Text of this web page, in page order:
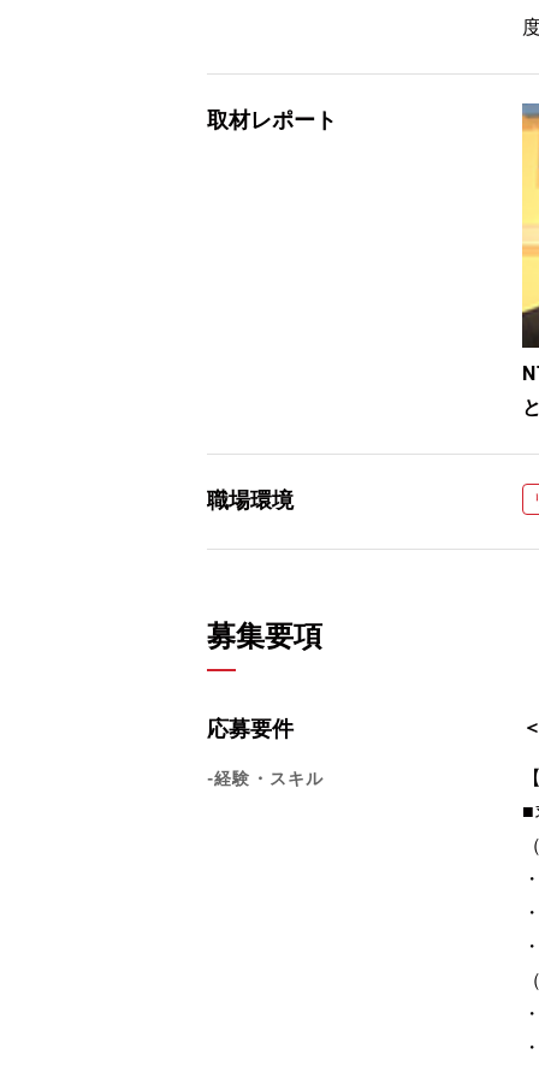
取材レポート
職場環境
募集要項
応募要件
-経験・スキル
■